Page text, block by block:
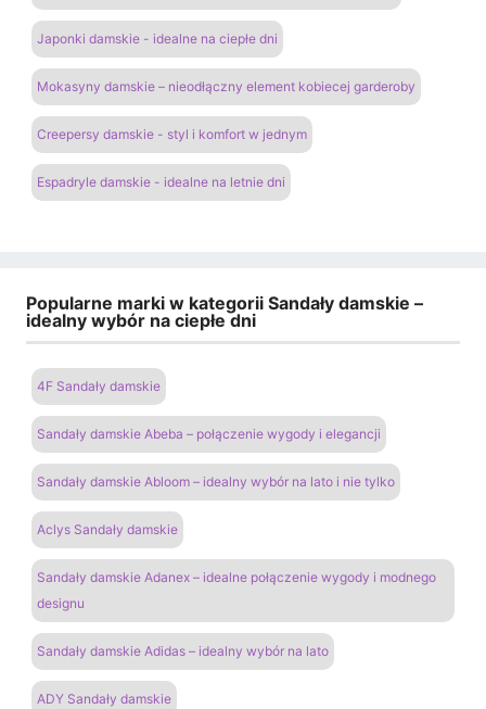
Japonki damskie - idealne na ciepłe dni
Mokasyny damskie – nieodłączny element kobiecej garderoby
Creepersy damskie - styl i komfort w jednym
Espadryle damskie - idealne na letnie dni
Popularne marki w kategorii Sandały damskie –
idealny wybór na ciepłe dni
4F Sandały damskie
Sandały damskie Abeba – połączenie wygody i elegancji
Sandały damskie Abloom – idealny wybór na lato i nie tylko
Aclys Sandały damskie
Sandały damskie Adanex – idealne połączenie wygody i modnego
designu
Sandały damskie Adidas – idealny wybór na lato
ADY Sandały damskie